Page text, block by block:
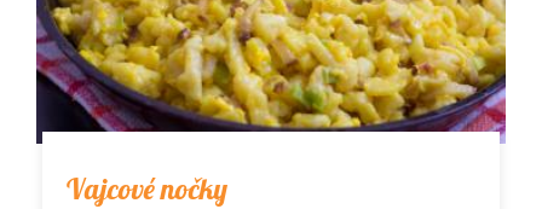
Vajcové nočky